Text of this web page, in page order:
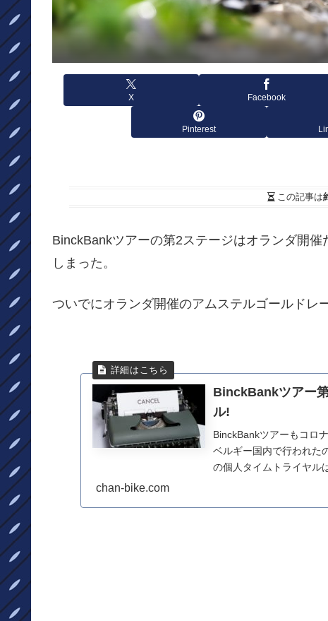
X Facebook
Pinterest
この記事は
BinckBankツアーの第2ステージはオランダ開
しまった。
ついでにオランダ開催のアムステルゴールドレ
BinckBankツアー
ル!
BinckBankツアーもコロ
ベルギー国内で行われた
の個人タイムトライヤル
chan-bike.com